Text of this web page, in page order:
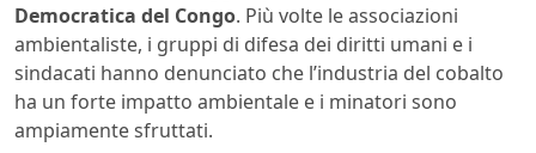
Democratica del Congo. Più volte le associazioni
ambientaliste, i gruppi di difesa dei diritti umani e i
sindacati hanno denunciato che l’industria del cobalto
ha un forte impatto ambientale e i minatori sono
ampiamente sfruttati.